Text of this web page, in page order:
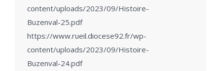
content/uploads/2023/09/Histoire-
Buzenval-25.pdf
https://www.rueil.diocese92.fr/wp-
content/uploads/2023/09/Histoire-
Buzenval-24.pdf